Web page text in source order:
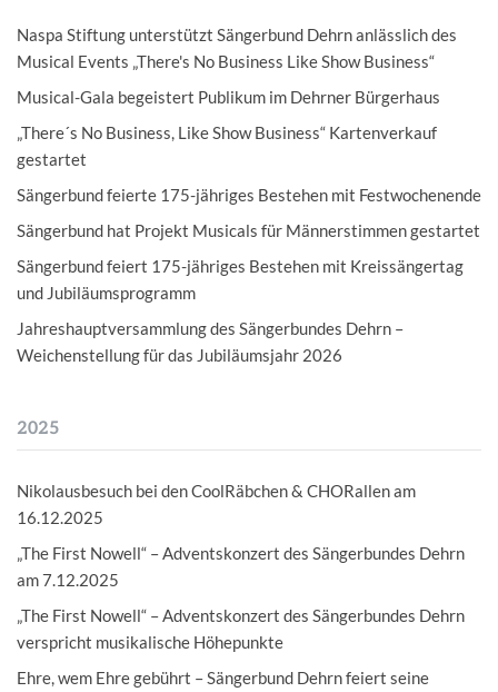
Naspa Stiftung unterstützt Sängerbund Dehrn anlässlich des
Musical Events „There's No Business Like Show Business“
Musical-Gala begeistert Publikum im Dehrner Bürgerhaus
„There´s No Business, Like Show Business“ Kartenverkauf
gestartet
Sängerbund feierte 175-jähriges Bestehen mit Festwochenende
Sängerbund hat Projekt Musicals für Männerstimmen gestartet
Sängerbund feiert 175-jähriges Bestehen mit Kreissängertag
und Jubiläumsprogramm
Jahreshauptversammlung des Sängerbundes Dehrn –
Weichenstellung für das Jubiläumsjahr 2026
2025
Nikolausbesuch bei den CoolRäbchen & CHORallen am
16.12.2025
„The First Nowell“ – Adventskonzert des Sängerbundes Dehrn
am 7.12.2025
„The First Nowell“ – Adventskonzert des Sängerbundes Dehrn
verspricht musikalische Höhepunkte
Ehre, wem Ehre gebührt – Sängerbund Dehrn feiert seine